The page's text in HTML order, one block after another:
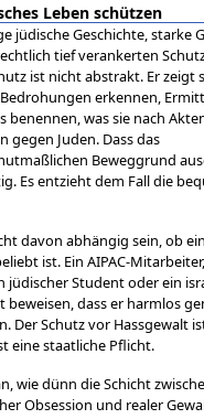
Leben schützen
jüdische Geschichte, starke
tief verankerten
ist nicht abstrakt. Er zeigt
erkennen,
benennen, was sie nach
gegen Juden. Dass das
Beweggrund
Es entzieht dem Fall die
davon abhängig sein, ob
ist. Ein AIPAC-
jüdischer Student oder ein
beweisen, dass er harmlos
Der Schutz vor Hassgewalt
eine staatliche Pflicht.
wie dünn die Schicht
Obsession und realer